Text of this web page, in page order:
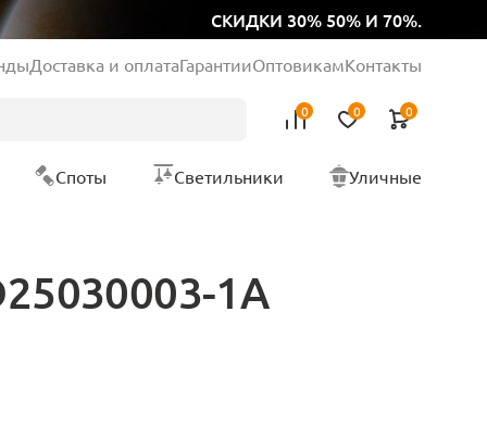
СКИДКИ 30% 50% И 70%.
Доставка и оплатаГарантииОптовикамКонтакты
0 0 0
Споты Светильники Уличные
1A